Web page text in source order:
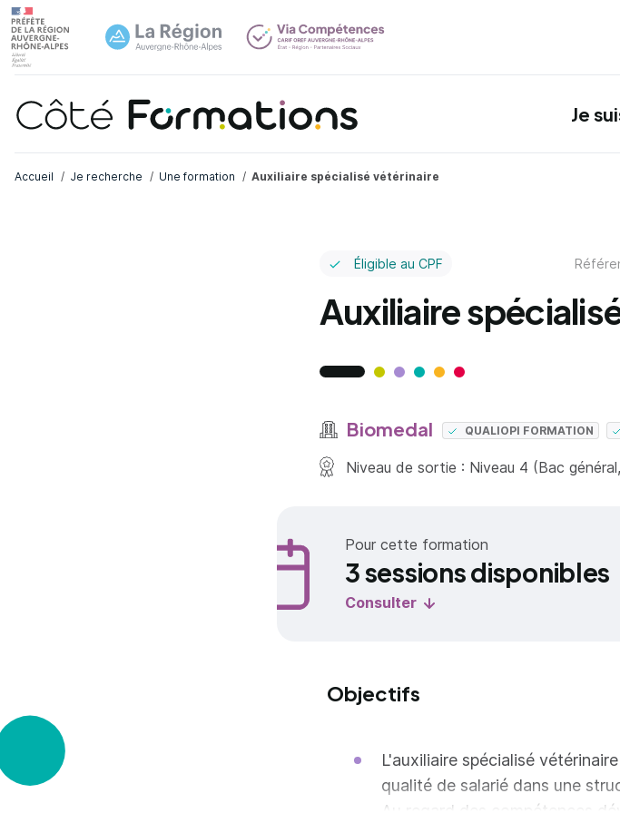
Je
Accueil Je recherche Une formation Auxiliaire spécialisé vétérinaire
Éligible au CPF
Auxiliaire
Biomedal QUALIOPI FORMATION
Niveau de sortie : Niveau 4 (Bac
Pour cette formation
3 sessions disponibles
Consulter
Objectifs
L'auxiliaire spécialisé
qualité de salarié dans une